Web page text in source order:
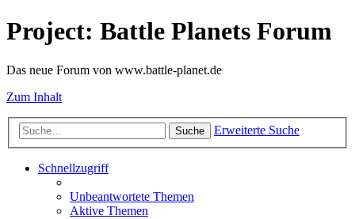
Project: Battle Planets Forum
Das neue Forum von www.battle-planet.de
Zum Inhalt
Suche Erweiterte Suche
Schnellzugriff
Unbeantwortete Themen
Aktive Themen